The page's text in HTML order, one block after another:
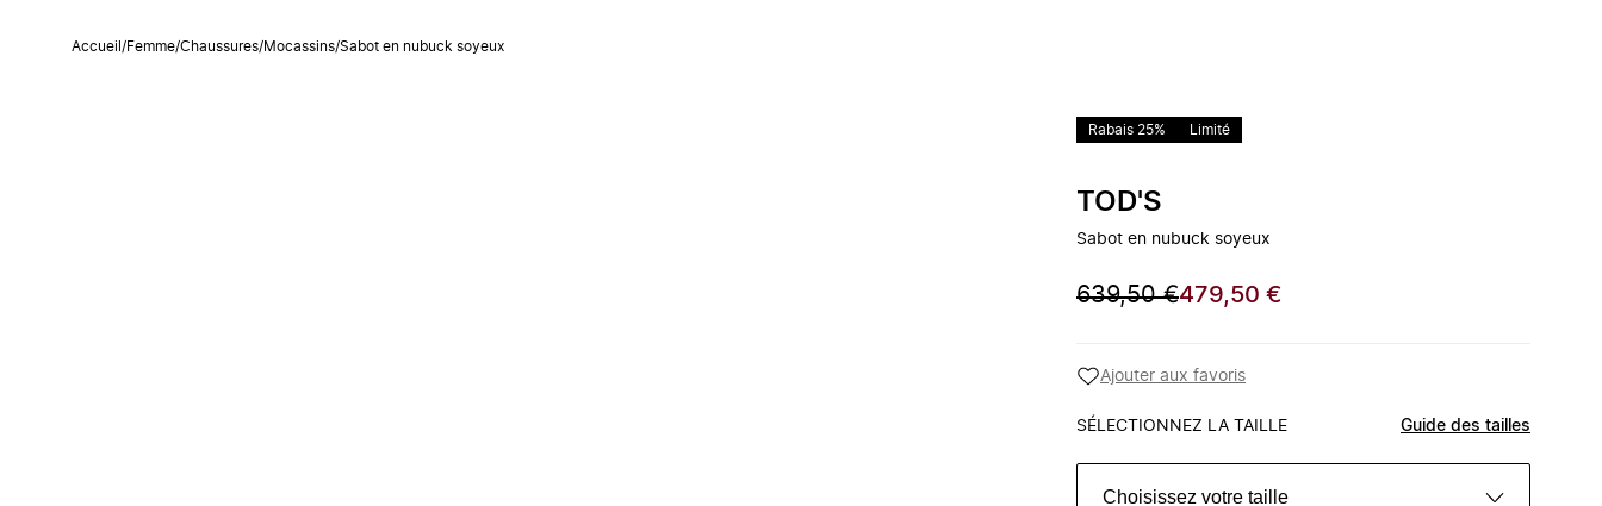
Accueil /Femme/Chaussures/Mocassins/Sabot en nubuck soyeux
Rabais 25% Limité
TOD'S
Sabot en nubuck soyeux
639,50 €479,50 €
Ajouter aux favoris
SÉLECTIONNEZ LA TAILLE Guide des tailles
Choisissez votre taille